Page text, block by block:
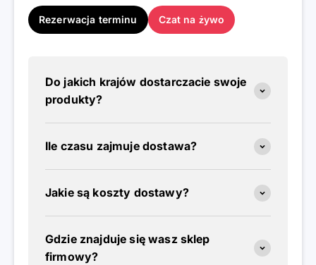
Rezerwacja terminu Czat na żywo
Do jakich krajów dostarczacie swoje
produkty?
Ile czasu zajmuje dostawa?
Jakie są koszty dostawy?
Gdzie znajduje się wasz sklep
firmowy?